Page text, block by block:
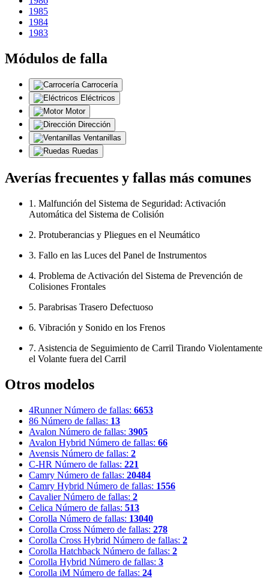
1985
1984
1983
Módulos de falla
Carrocería
Eléctricos
Motor
Dirección
Ventanillas
Ruedas
Averías frecuentes y fallas más comunes
1. Malfunción del Sistema de Seguridad: Activación
Automática del Sistema de Colisión
2. Protuberancias y Pliegues en el Neumático
3. Fallo en las Luces del Panel de Instrumentos
4. Problema de Activación del Sistema de Prevención de
Colisiones Frontales
5. Parabrisas Trasero Defectuoso
6. Vibración y Sonido en los Frenos
7. Asistencia de Seguimiento de Carril Tirando Violentamente
el Volante fuera del Carril
Otros modelos
4Runner Número de fallas: 6653
86 Número de fallas: 13
Avalon Número de fallas: 3905
Avalon Hybrid Número de fallas: 66
Avensis Número de fallas: 2
C-HR Número de fallas: 221
Camry Número de fallas: 20484
Camry Hybrid Número de fallas: 1556
Cavalier Número de fallas: 2
Celica Número de fallas: 513
Corolla Número de fallas: 13040
Corolla Cross Número de fallas: 278
Corolla Cross Hybrid Número de fallas: 2
Corolla Hatchback Número de fallas: 2
Corolla Hybrid Número de fallas: 3
Corolla iM Número de fallas: 24